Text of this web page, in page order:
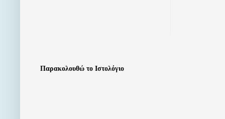
Παρακολουθώ το Ιστολόγιο